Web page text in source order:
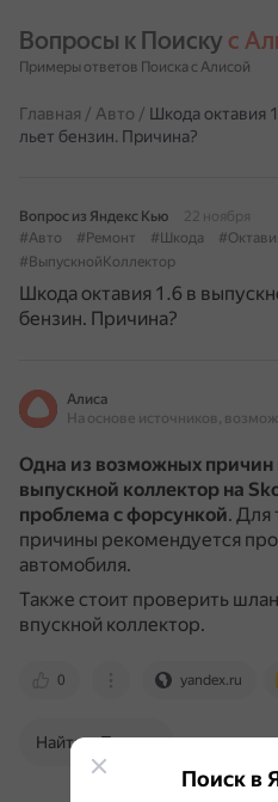
Вопросы к Поиску с
Примеры ответов Поиска с Алисой
Главная / Авто / Шкода октавия
льет бензин. Причина?
Вопрос из Яндекс Кью
22 ноября
#Авто
#Ремонт #Шкода
#ВыпускнойКоллектор
Шкода октавия 1.6 в
бензин. Причина?
Алиса
Одна из возможных причин
выпускной коллектор на
проблема с форсункой. Для
причины рекомендуется
автомобиля.
Также стоит проверить
впускной коллектор.
0 yandex.ru
Найти в Поиске
Поиск в